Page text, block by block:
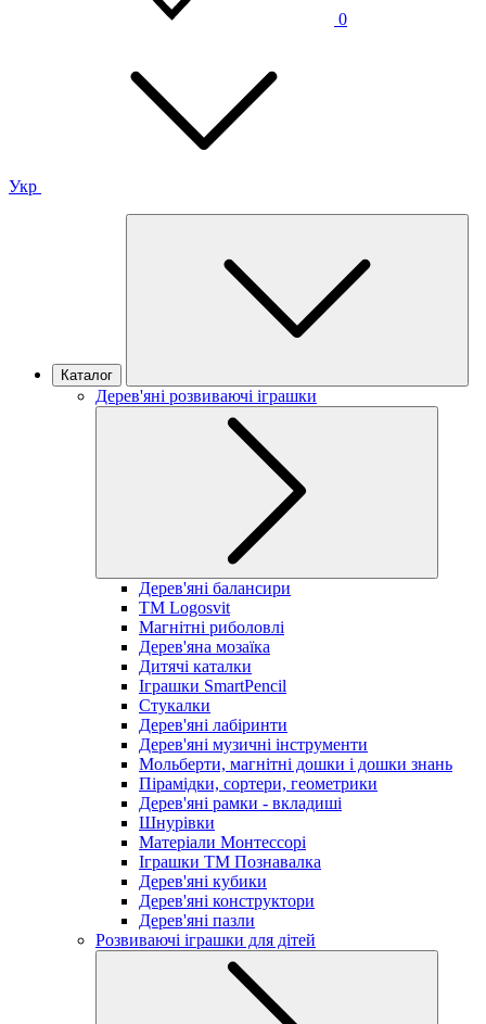
0
Укр
Каталог
Дерев'яні розвиваючі іграшки
Дерев'яні балансири
TM Logosvit
Магнітні риболовлі
Дерев'яна мозаїка
Дитячі каталки
Іграшки SmartPencil
Стукалки
Дерев'яні лабіринти
Дерев'яні музичні інструменти
Мольберти, магнітні дошки і дошки знань
Пірамідки, сортери, геометрики
Дерев'яні рамки - вкладиші
Шнурівки
Матеріали Монтессорі
Іграшки ТМ Познавалка
Дерев'яні кубики
Дерев'яні конструктори
Дерев'яні пазли
Розвиваючі іграшки для дітей